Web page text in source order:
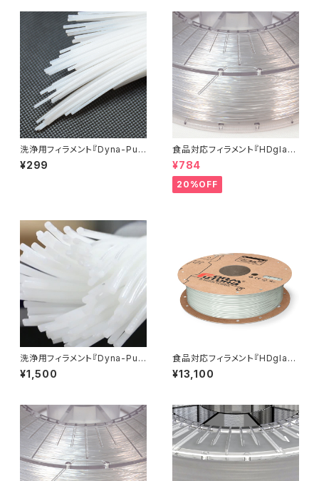
洗浄用フィラメント『Dyna-Pur
ge 3D Clean』お試しサンプル
¥299
食品対応フィラメント『HDglas
s』：お試しサンプル 10M
¥784
20%OFF
洗浄用フィラメント『Dyna-Pur
ge 3D Clean』少量パック
¥1,500
食品対応フィラメント『HDglas
s』
¥13,100